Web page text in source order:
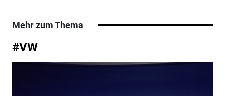
Mehr zum Thema
#VW